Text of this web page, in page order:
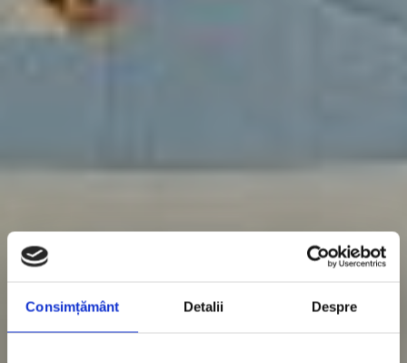
Consimțământ Detalii Despre